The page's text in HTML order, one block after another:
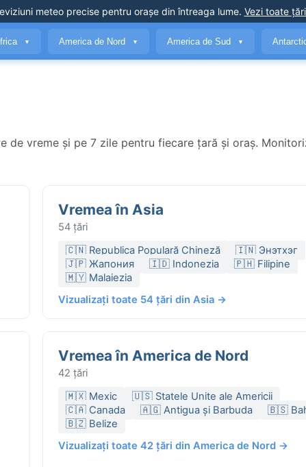
meteo precisepentru orașe din întreaga lume. Vezi toate
▼ America de Nord ▼ America de Sud ▼
vreme și pe 7 zile pentru fiecare țară și oraș.
Vremea în Asia
54 țări
🇨🇳 Republica Populară Chineză
🇮🇳 Энэтхэг
🇯🇵 Жапония
🇮🇩 Indonezia
🇵🇭 Filipine
🇲🇾 Malaiezia
Vizualizați toate 54 țări din Asia →
Vremea în America de Nord
42 țări
🇲🇽 Mexic
🇺🇸 Statele Unite ale Americii
🇨🇦 Canada
🇦🇬 Antigua și Barbuda
🇧🇸
🇧🇿 Belize
Vizualizați toate 42 țări din America de Nord →